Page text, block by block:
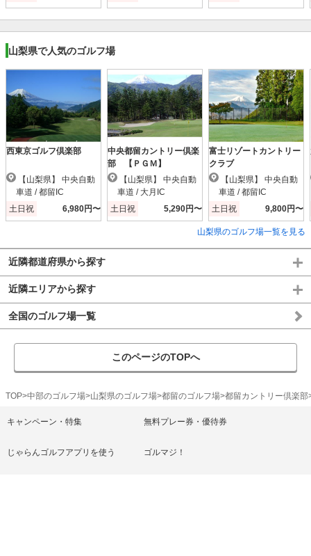
山梨県で人気のゴルフ場
西東京ゴルフ倶楽部
車道 / 都留IC
土日祝
6,980円〜
中央都留カントリー倶楽
部 【ＰＧＭ】
車道 / 大月IC
土日祝
5,290円〜
富士リゾートカントリー
クラブ
車道 / 都留IC
土日祝
9,800円〜
山梨県のゴルフ場一覧を見る
近隣都道府県から探す
近隣エリアから探す
全国のゴルフ場一覧
このページのTOPへ
TOP 中部のゴルフ場 山梨県のゴルフ場 都留のゴルフ場 都留カントリー倶楽部
キャンペーン・特集 無料プレー券・優待券
じゃらんゴルフアプリを使う ゴルマジ！